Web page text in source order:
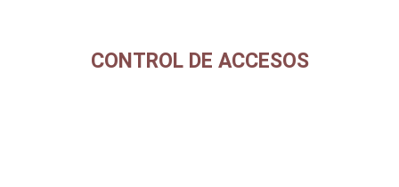
CONTROL DE ACCESOS